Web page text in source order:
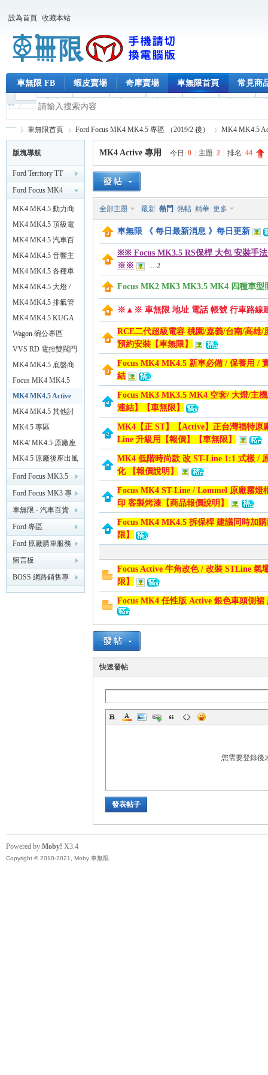
設為首頁 收藏本站
車無限 FB 蝦皮賣場 奇摩賣場 車無限首頁 常見商
車
無
精
»
車無限首頁
›
Ford Focus MK4 MK4.5 專區 （2019/2 後） MK4 MK4.5
版塊導航
Ford Territory TT
Ford Focus MK4
MK4.5 專區
（2019/2 後）
MK4 MK4.5 動力商
品
MK4 MK4.5 頂級電
吸式 電動尾門
MK4 MK4.5 汽車百
貨類
MK4 MK4.5 音響主
機
MK4 MK4.5 各種車
款 外觀 空力套件
MK4 MK4.5 大燈 /
尾燈 / 燈光類
MK4 MK4.5 排氣管
改裝
MK4 MK4.5 KUGA
12.3 安卓大螢幕
Wagon 碗公專區
VVS RD 電控雙閥門
MK4 MK4.5 底盤商
品
Focus MK4 MK4.5
二手專區
MK4 MK4.5 Active
任性專區
MK4 MK4.5 其他討
論
MK4.5 專區
MK4/ MK4.5 原廠座
椅升級 ST 樣式
MK4.5 原廠後座出風
口
Ford Focus MK3.5
專區 （2015/11 後）
Ford Focus MK3 專
區 （2014）
車無限 - 汽車百貨
改裝 精品 【台南新
化】
Ford 專區
Ford 原廠購車服務
專區
留言板
BOSS 網路銷售專
業討論版
MK4 Active 專用 今日: 0 主題: 2 排名: 44
全部主題 最新 熱門 熱帖 精華 更多
車無限 《 每日最新消息 》每日更新
※※ Focus MK3.5 RS保桿 大包 安裝手
※※
... 2
Focus MK2 MK3 MK3.5 MK4 四種車型
※▲※ 車無限 地址 電話 帳號 行車路
RCE二代超級電容 桃園/嘉義/台南/高雄/
預約安裝【車無限】
Focus MK4 MK4.5 新車必備 / 保養用 /
結
Focus MK3 MK3.5 MK4 空套/ 大燈/主
連結】【車無限】
MK4【正 ST】【Active】正台灣福特原
Line 升級用【報價】【車無限】
MK4 低階時尚款 改 ST-Line 1:1 式樣 /
化 【報價說明】
Focus MK4 ST-Line / Lommel 原廠霧燈
印 客製烤漆【商品報價說明】
Focus MK4 MK4.5 拆保桿 建議同時加
限】
Focus Active 牛角改色 / 改裝 STLine 氣
限】
Focus MK4 任性版 Active 銀色車頭側
快速發帖
您需要登錄後
發表帖子
Powered by Moby! X3.4
Copyright © 2010-2021, Moby 車無限.